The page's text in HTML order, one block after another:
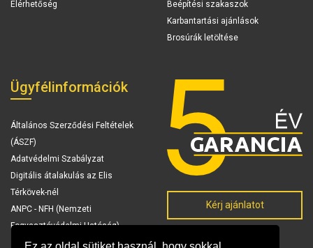
Elérhetőség
Beépítési szakaszok
Karbantartási ajánlások
Brosúrák letöltése
Ügyfélinformációk
Általános Szerződési Feltételek
(ÁSZF)
Adatvédelmi Szabályzat
Digitális átalakulás az Elis
Térkövek-nél
ANPC - NFH (Nemzeti
Fogyasztóvédelmi Hatóság)
Kérj ajánlatot